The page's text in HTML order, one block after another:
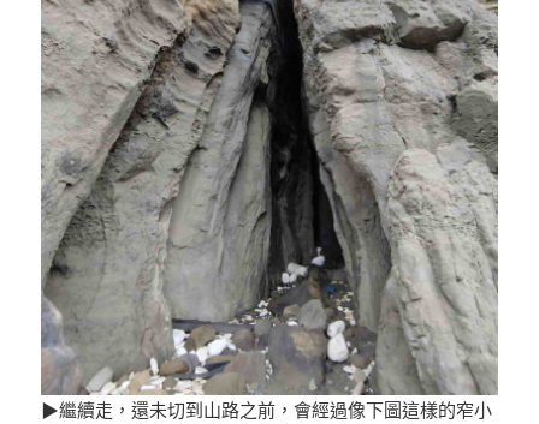
▶繼續走，還未切到山路之前，會經過像下圖這樣的窄小